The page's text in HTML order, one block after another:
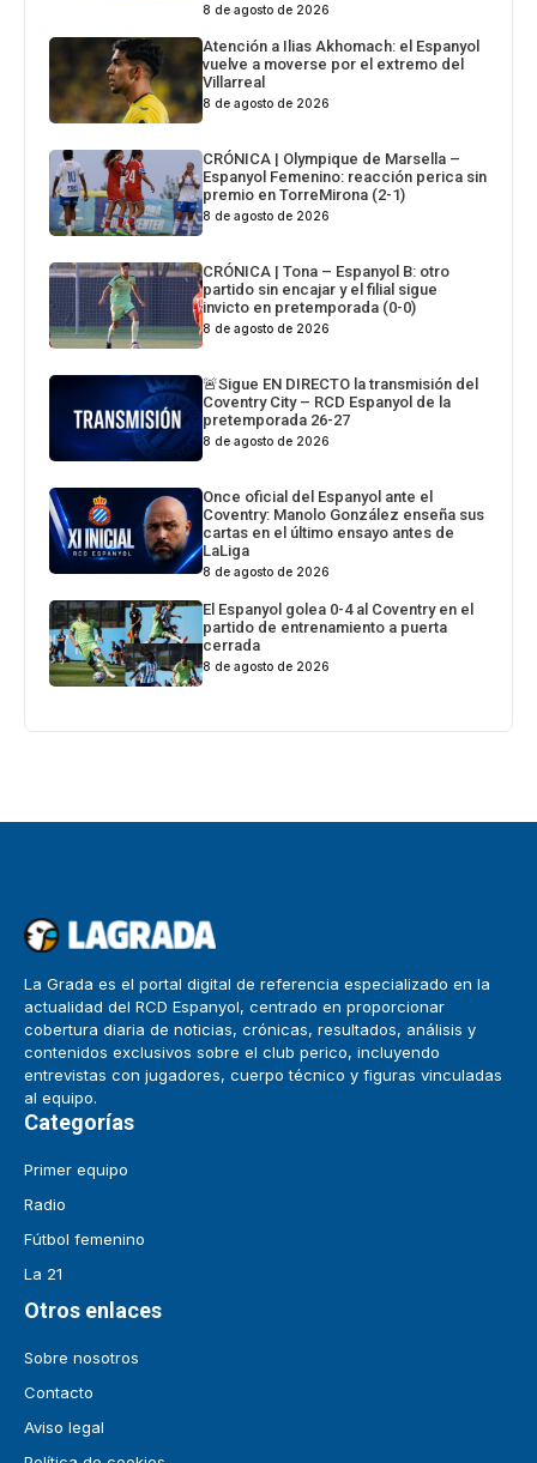
8 de agosto de 2026
Atención a Ilias Akhomach: el Espanyol
vuelve a moverse por el extremo del
Villarreal
8 de agosto de 2026
CRÓNICA | Olympique de Marsella –
Espanyol Femenino: reacción perica sin
premio en TorreMirona (2-1)
8 de agosto de 2026
CRÓNICA | Tona – Espanyol B: otro
partido sin encajar y el filial sigue
invicto en pretemporada (0-0)
8 de agosto de 2026
🚨Sigue EN DIRECTO la transmisión del
Coventry City – RCD Espanyol de la
pretemporada 26-27
8 de agosto de 2026
Once oficial del Espanyol ante el
Coventry: Manolo González enseña sus
cartas en el último ensayo antes de
LaLiga
8 de agosto de 2026
El Espanyol golea 0-4 al Coventry en el
partido de entrenamiento a puerta
cerrada
8 de agosto de 2026
La Grada es el portal digital de referencia especializado en la
actualidad del RCD Espanyol, centrado en proporcionar
cobertura diaria de noticias, crónicas, resultados, análisis y
contenidos exclusivos sobre el club perico, incluyendo
entrevistas con jugadores, cuerpo técnico y figuras vinculadas
al equipo.
Categorías
Primer equipo
Radio
Fútbol femenino
La 21
Otros enlaces
Sobre nosotros
Contacto
Aviso legal